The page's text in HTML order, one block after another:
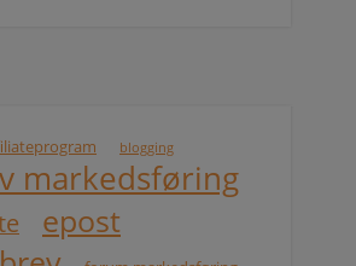
blogging
markedsføring
epost